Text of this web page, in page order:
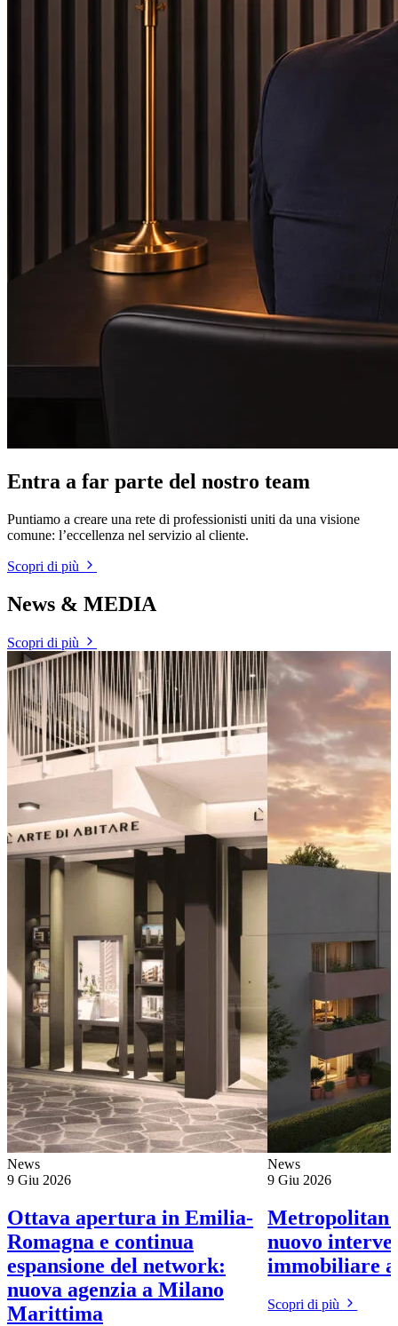
Entra a far parte del nostro team
Puntiamo a creare una rete di professionisti uniti da una visione
comune: l’eccellenza nel servizio al cliente.
Scopri di più
News & MEDIA
Scopri di più
News
9 Giu 2026
Ottava apertura in Emilia-
Romagna e continua
espansione del network:
nuova agenzia a Milano
Marittima
News
9 Giu 2026
Metropolitan
nuovo
immobiliare
Scopri di più